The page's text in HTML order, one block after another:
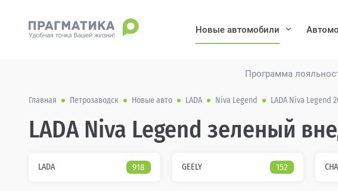
Программа
Новые автомобили
Главная Петрозаводск Новые авто LADA Niva Legend LADA Niva Legend
LADA Niva Legend зеленый
LADA 918 GEELY 152